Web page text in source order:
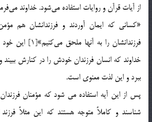
از آيات قرآن و روايات استفاده مي‌شود. خداوند
«كساني كه ايمان آوردند و فرزندانشان هم
فرزندانشان را به
خداوند كه انسان فرزندان خودش را در كنارش ببيند
ببرد و اين لذت معنوي است.
پس از اين آيه استفاده مي شود که مؤمنان
شناسند و كاملاً متوجه هستند كه اين مثلاً